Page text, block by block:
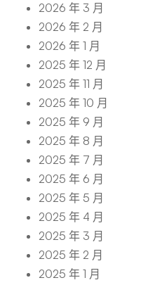
2026 年 3 月
2026 年 2 月
2026 年 1 月
2025 年 12 月
2025 年 11 月
2025 年 10 月
2025 年 9 月
2025 年 8 月
2025 年 7 月
2025 年 6 月
2025 年 5 月
2025 年 4 月
2025 年 3 月
2025 年 2 月
2025 年 1 月